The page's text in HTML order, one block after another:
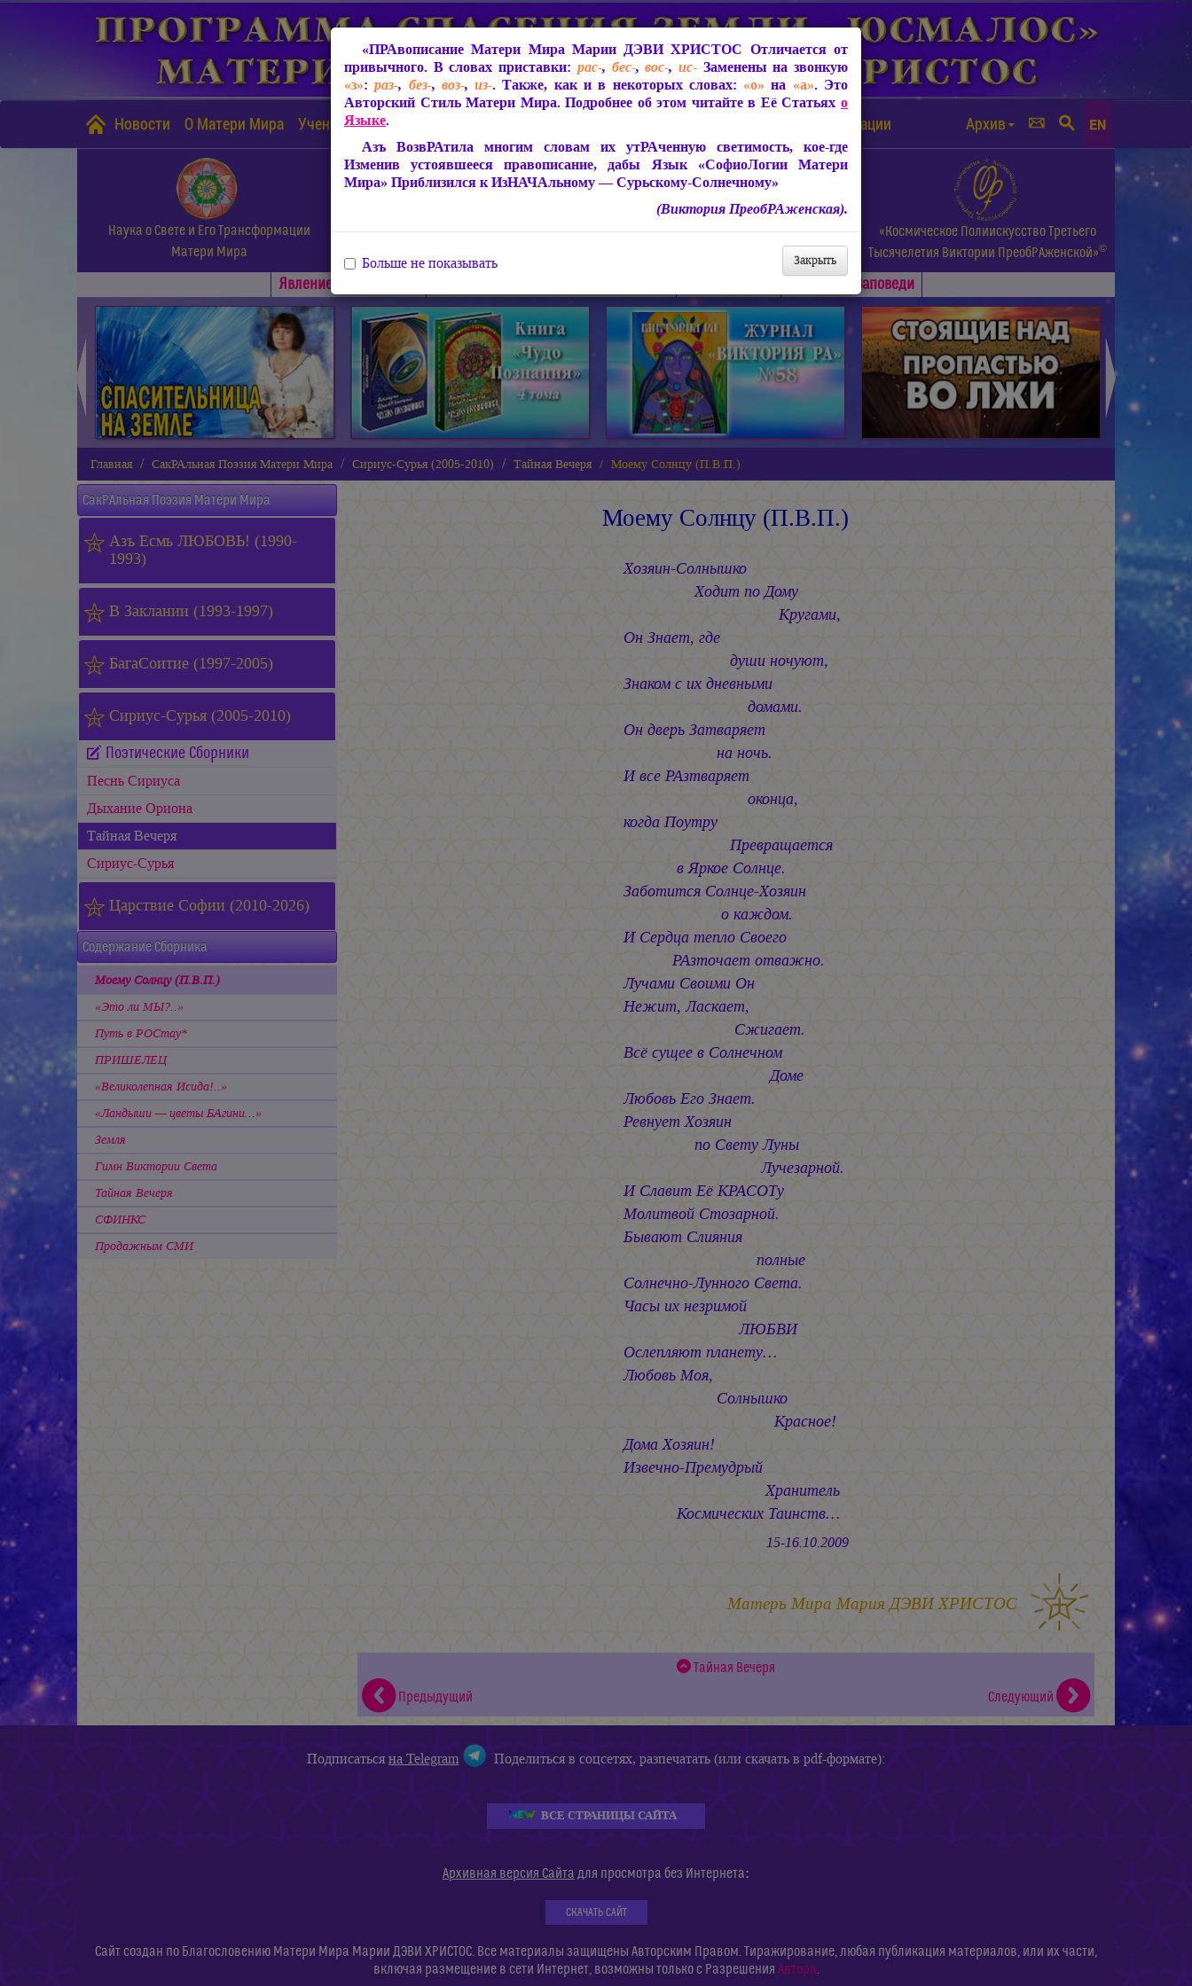
Новости О Матери Мира Учение Матери Мира Защита от чипизации Архив EN
Наука о Свете и Его Трансформации
Матери Мира
СофиоЛогия Матери Мира
Живое Слово Матери Мира.
Статьи, Книги, Видео, Аудио и др.
«Космическое Полиискусство Третьего
Тысячелетия Виктории ПреобРАженской»©
Явлениe Матери Мира Заповеди
◄ ►
Главная СакРАльная Поэзия Матери Мира Сириус-Сурья (2005-2010) Тайная Вечеря Моему Солнцу (П.В.П.)
СакРАльная Поэзия Матери Мира
Азъ Есмь ЛЮБОВЬ! (1990-
1993)
В Заклании (1993-1997)
БагаСоитие (1997-2005)
Сириус-Сурья (2005-2010)
Поэтические Сборники
Песнь Сириуса
Дыхание Ориона
Тайная Вечеря
Сириус-Сурья
Царствие Софии (2010-2026)
Содержание Сборника
Моему Солнцу (П.В.П.)
«Это ли МЫ?..»
Путь в РОСтау*
ПРИШЕЛЕЦ
«Великолепная Исида!..»
«Ландыши — цветы БАгини...»
Земля
Гимн Виктории Света
Тайная Вечеря
СФИНКС
Продажным СМИ
Моему Солнцу (П.В.П.)
Хозяин-Солнышко
Ходит по Дому
Кругами,
Он Знает, где
души ночуют,
Знаком с их дневными
домами.
Он дверь Затваряет
на ночь.
И все РАзтваряет
оконца,
когда Поутру
Превращается
в Яркое Солнце.
Заботится Солнце-Хозяин
о каждом.
И Сердца тепло Своего
РАзточает отважно.
Лучами Своими Он
Нежит, Ласкает,
Сжигает.
Всё сущее в Солнечном
Доме
Любовь Его Знает.
Ревнует Хозяин
по Свету Луны
Лучезарной.
И Славит Её КРАСОТу
Молитвой Стозарной.
Бывают Слияния
полные
Солнечно-Лунного Света.
Часы их незримой
ЛЮБВИ
Ослепляют планету…
Любовь Моя,
Солнышко
Красное!
Дома Хозяин!
Извечно-Премудрый
Хранитель
Космических Таинств…
15-16.10.2009
Матерь МираМария ДЭВИ ХРИСТОС
Тайная Вечеря
Предыдущий
Следующий
«ПРАвописание Матери Мира Марии ДЭВИ ХРИСТОС Отличается от
привычного. В словах приставки: рас-, бес-,вос-, ис-Заменены на звонкую
«з»:раз-, без-, воз-,из-. Также, как и в некоторых словах: «о» на «а». Это
Авторский Стиль Матери Мира. Подробнее об этом читайте в Её Статьях о
Языке.
Азъ ВозвРАтила многим словам их утРАченную светимость, кое-где
Изменив устоявшееся правописание, дабы Язык «СофиоЛогии Матери
Мира» Приблизился к ИзНАЧАльному — Сурьскому-Солнечному»
(Виктория ПреобРАженская).
Закрыть
Больше не показывать
Подписатьсяна Telegram Поделиться в соцсетях, разпечатать (или скачать в pdf-формате):
ВСЕ СТРАНИЦЫ САЙТА
Архивная версия Сайта для просмотра без Интернета:
СКАЧАТЬ САЙТ
Сайт создан по Благословению Матери Мира Марии ДЭВИ ХРИСТОС. Все материалы защищены Авторским Правом. Тиражирование, любая публикация материалов, или их части,
включая размещение в сети Интернет, возможны только с Разрешения Автора.